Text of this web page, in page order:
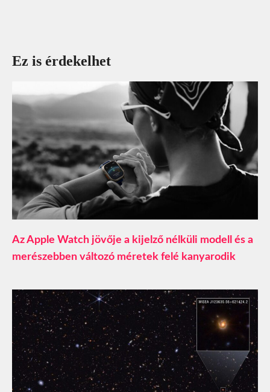
Ez is érdekelhet
Az Apple Watch jövője a kijelző nélküli modell és a
merészebben változó méretek felé kanyarodik